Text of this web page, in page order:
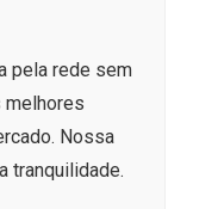
pela rede sem
melhores
Nossa
tranquilidade.